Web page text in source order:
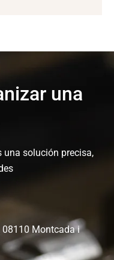
una
una solución precisa,
08110 Montcada i